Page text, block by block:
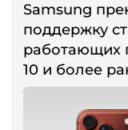
Samsung
поддержку
работающих
10 и более